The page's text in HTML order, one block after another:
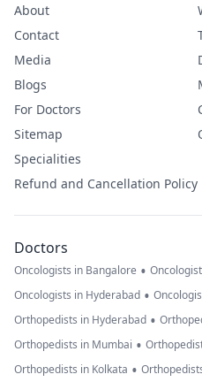
About
Contact
Media
Blogs
For Doctors
Sitemap
Specialities
Refund and Cancellation Policy
Doctors
Oncologists in Bangalore •
Oncologists in Hyderabad •
Orthopedists in Hyderabad •
Orthopedists in Mumbai •
Orthopedists in Kolkata •